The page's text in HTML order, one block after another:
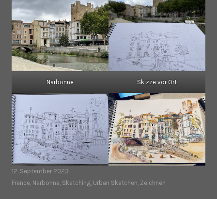
Narbonne Skizze vor Ort
12. September 2023
France Narbonne Sketching Urban Sketchen Zeichnen